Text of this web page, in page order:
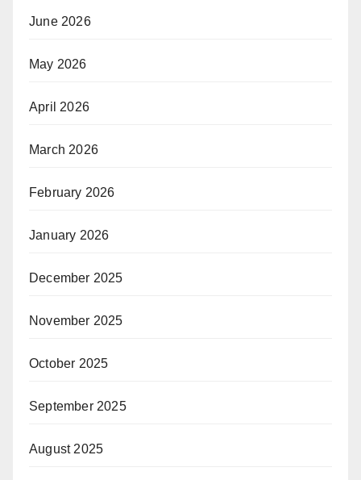
June 2026
May 2026
April 2026
March 2026
February 2026
January 2026
December 2025
November 2025
October 2025
September 2025
August 2025